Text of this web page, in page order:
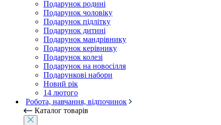
Подарунок родині
Подарунок чоловіку
Подарунок підлітку
Подарунок дитині
Подарунок мандрівнику
Подарунок керівнику
Подарунок колезі
Подарунок на новосілля
Подарункові набори
Новий рік
14 лютого
Робота, навчання, відпочинок
Каталог товарів